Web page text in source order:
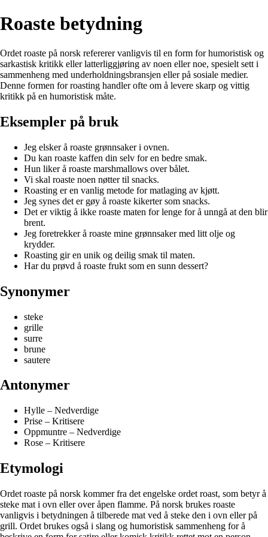
Roaste betydning
Ordet roaste på norsk refererer vanligvis til en form for humoristisk og
sarkastisk kritikk eller latterliggjøring av noen eller noe, spesielt sett i
sammenheng med underholdningsbransjen eller på sosiale medier.
Denne formen for roasting handler ofte om å levere skarp og vittig
kritikk på en humoristisk måte.
Eksempler på bruk
Jeg elsker å roaste grønnsaker i ovnen.
Du kan roaste kaffen din selv for en bedre smak.
Hun liker å roaste marshmallows over bålet.
Vi skal roaste noen nøtter til snacks.
Roasting er en vanlig metode for matlaging av kjøtt.
Jeg synes det er gøy å roaste kikerter som snacks.
Det er viktig å ikke roaste maten for lenge for å unngå at den blir
brent.
Jeg foretrekker å roaste mine grønnsaker med litt olje og
krydder.
Roasting gir en unik og deilig smak til maten.
Har du prøvd å roaste frukt som en sunn dessert?
Synonymer
steke
grille
surre
brune
sautere
Antonymer
Hylle – Nedverdige
Prise – Kritisere
Oppmuntre – Nedverdige
Rose – Kritisere
Etymologi
Ordet roaste på norsk kommer fra det engelske ordet roast, som betyr å
steke mat i ovn eller over åpen flamme. På norsk brukes roaste
vanligvis i betydningen å tilberede mat ved å steke den i ovn eller på
grill. Ordet brukes også i slang og humoristisk sammenheng for å